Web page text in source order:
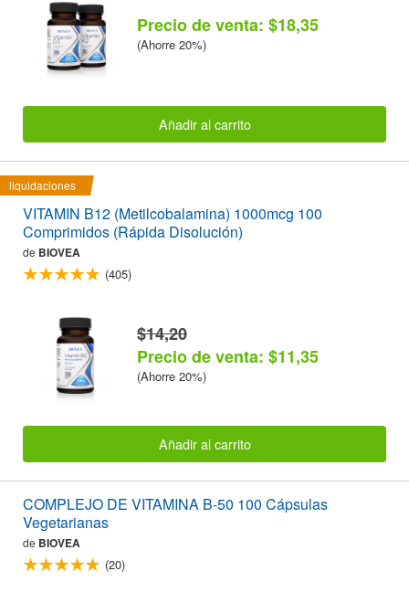
Precio de venta: $18,35
(Ahorre 20%)
Añadir al carrito
liquidaciones
VITAMIN B12 (Metilcobalamina) 1000mcg 100
Comprimidos (Rápida Disolución)
de BIOVEA
(405)
$14,20
Precio de venta: $11,35
(Ahorre 20%)
Añadir al carrito
COMPLEJO DE VITAMINA B-50 100 Cápsulas
Vegetarianas
de BIOVEA
(20)